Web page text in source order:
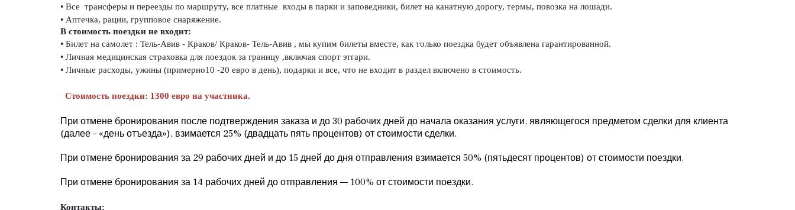
• Все  трансферы и переезды по маршруту, все платные  входы в парки и заповедники, билет на канатную дорогу, термы, повозка на лошади.
• Аптечка, рации, групповое снаряжение.
В стоимость поездки не входит:
• Билет на самолет : Тель-Авив - Краков/ Краков- Тель-Авив , мы купим билеты вместе, как только поездка будет объявлена гарантированной.
• Личная медицинская страховка для поездок за границу ,включая спорт этгари.
• Личные расходы, ужины (примерно10 -20 евро в день), подарки и все, что не входит в раздел включено в стоимость.
Стоимость поездки: 1300 евро на участника.
При отмене бронирования после подтверждения заказа и до 30 рабочих дней до начала оказания услуги, являющегося предметом сделки для клиента
(далее – «день отъезда»), взимается 25% (двадцать пять процентов) от стоимости сделки.
При отмене бронирования за 29 рабочих дней и до 15 дней до дня отправления взимается 50% (пятьдесят процентов) от стоимости поездки.
При отмене бронирования за 14 рабочих дней до отправления — 100% от стоимости поездки.
Контакты: